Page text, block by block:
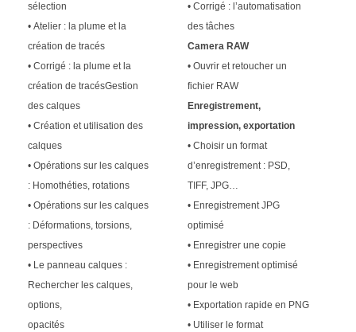
sélection
• Atelier : la plume et la
création de tracés
• Corrigé : la plume et la
création de tracésGestion
des calques
• Création et utilisation des
calques
• Opérations sur les calques
: Homothéties, rotations
• Opérations sur les calques
: Déformations, torsions,
perspectives
• Le panneau calques :
Rechercher les calques,
options,
opacités
• Corrigé : l’automatisation
des tâches
Camera RAW
• Ouvrir et retoucher un
fichier RAW
Enregistrement,
impression, exportation
• Choisir un format
d’enregistrement : PSD,
TIFF, JPG…
• Enregistrement JPG
optimisé
• Enregistrer une copie
• Enregistrement optimisé
pour le web
• Exportation rapide en PNG
• Utiliser le format